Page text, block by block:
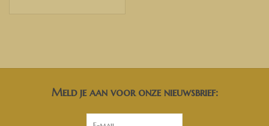
Meld je aan voor onze nieuwsbrief: